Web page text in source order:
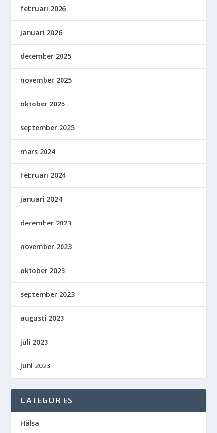
februari 2026
januari 2026
december 2025
november 2025
oktober 2025
september 2025
mars 2024
februari 2024
januari 2024
december 2023
november 2023
oktober 2023
september 2023
augusti 2023
juli 2023
juni 2023
CATEGORIES
Hälsa